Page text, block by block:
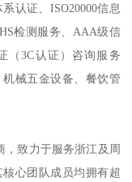
认证、ISO20000信息
检测服务、AAA级信
（3C认证）咨询服务
械五金设备、餐饮管
，致力于服务浙江及周
心团队成员均拥有超